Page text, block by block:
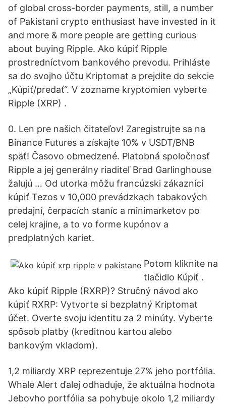
of global cross-border payments, still, a number
of Pakistani crypto enthusiast have invested in it
and more & more people are getting curious
about buying Ripple. Ako kúpiť Ripple
prostredníctvom bankového prevodu. Prihláste
sa do svojho účtu Kriptomat a prejdite do sekcie
„Kúpiť/predať“. V zozname kryptomien vyberte
Ripple (XRP) .
0. Len pre našich čitateľov! Zaregistrujte sa na
Binance Futures a získajte 10% v USDT/BNB
späť! Časovo obmedzené. Platobná spoločnosť
Ripple a jej generálny riaditeľ Brad Garlinghouse
žalujú … Od utorka môžu francúzski zákazníci
kúpiť Tezos v 10,000 prevádzkach tabakových
predajní, čerpacích staníc a minimarketov po
celej krajine, a to vo forme kupónov a
predplatných kariet.
Potom kliknite na
tlačidlo Kúpiť .
Ako kúpiť Ripple (RXRP)? Stručný návod ako
kúpiť RXRP: Vytvorte si bezplatný Kriptomat
účet. Overte svoju identitu za 2 minúty. Vyberte
spôsob platby (kreditnou kartou alebo
bankovým vkladom).
1,2 miliardy XRP reprezentuje 27% jeho portfólia.
Whale Alert ďalej odhaduje, že aktuálna hodnota
Jebovho portfólia sa pohybuje okolo 1,2 miliardy